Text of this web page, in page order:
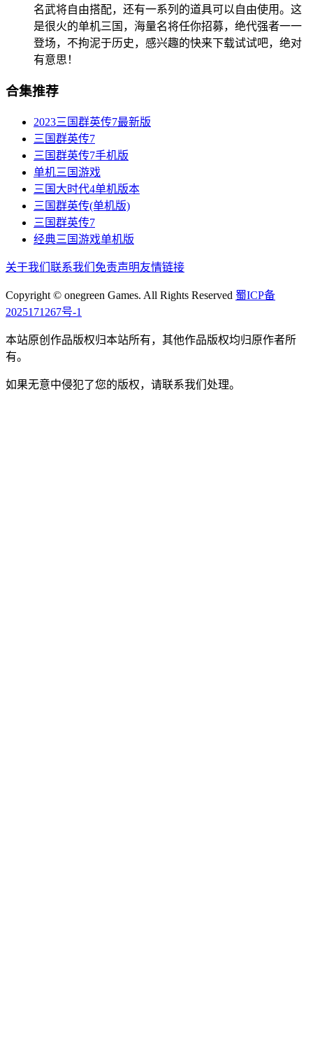
名武将自由搭配，还有一系列的道具可以自由使用。这
是很火的单机三国，海量名将任你招募，绝代强者一一
登场，不拘泥于历史，感兴趣的快来下载试试吧，绝对
有意思！
合集推荐
2023三国群英传7最新版
三国群英传7
三国群英传7手机版
单机三国游戏
三国大时代4单机版本
三国群英传(单机版)
三国群英传7
经典三国游戏单机版
关于我们 联系我们 免责声明友情链接
Copyright © onegreen Games. All Rights Reserved 蜀ICP备
2025171267号-1
本站原创作品版权归本站所有，其他作品版权均归原作者所
有。
如果无意中侵犯了您的版权，请联系我们处理。